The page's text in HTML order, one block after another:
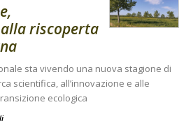
riscoperta
sta vivendo una nuova stagione di
scientifica, all’innovazione e alle
ecologica